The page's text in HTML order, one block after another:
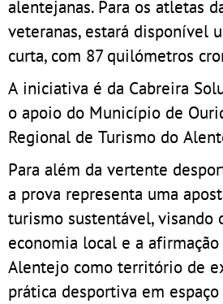
alentejanas. Para os atletas
veteranas, estará disponível
curta, com 87 quilómetros
A iniciativa é da Cabreira
o apoio do Município de
Regional de Turismo do
Para além da vertente
a prova representa uma
turismo sustentável, visando
economia local e a
Alentejo como território de
prática desportiva em